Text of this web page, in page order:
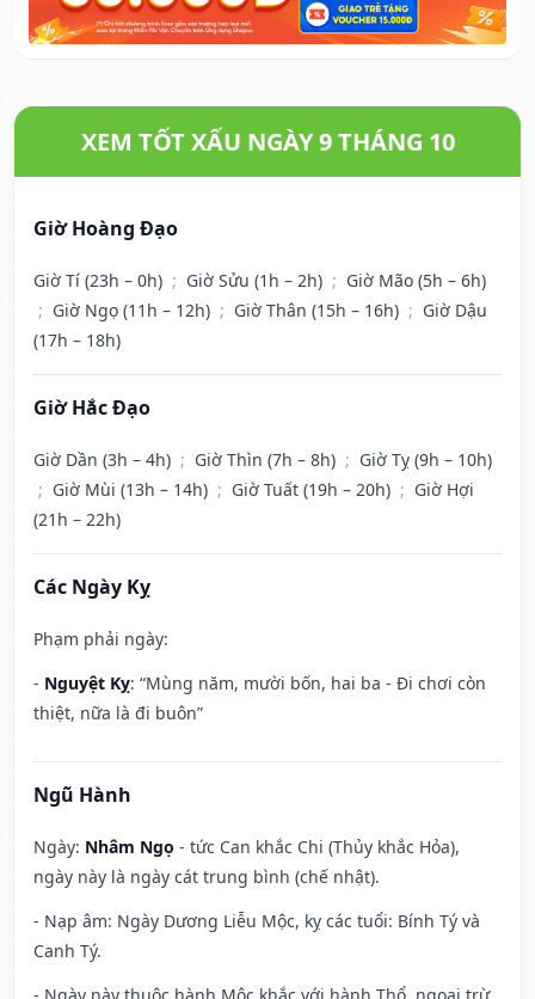
XEM TỐT XẤU NGÀY 9 THÁNG 10
Giờ Hoàng Đạo
Giờ Tí (23h – 0h) ; Giờ Sửu (1h – 2h) ; Giờ Mão (5h – 6h)
; Giờ Ngọ (11h – 12h) ; Giờ Thân (15h – 16h) ; Giờ Dậu
(17h – 18h)
Giờ Hắc Đạo
Giờ Dần (3h – 4h) ; Giờ Thìn (7h – 8h) ; Giờ Tỵ (9h – 10h)
; Giờ Mùi (13h – 14h) ; Giờ Tuất (19h – 20h) ; Giờ Hợi
(21h – 22h)
Các Ngày Kỵ
Phạm phải ngày:
- Nguyệt Kỵ: “Mùng năm, mười bốn, hai ba - Đi chơi còn
thiệt, nữa là đi buôn”
Ngũ Hành
Ngày: Nhâm Ngọ - tức Can khắc Chi (Thủy khắc Hỏa),
ngày này là ngày cát trung bình (chế nhật).
- Nạp âm: Ngày Dương Liễu Mộc, kỵ các tuổi: Bính Tý và
Canh Tý.